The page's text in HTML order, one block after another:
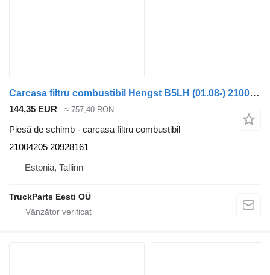
Carcasa filtru combustibil Hengst B5LH (01.08-) 21004205 pentru autobuz Volvo B5LH, B0E (2008-)
144,35 EUR ≈ 757,40 RON
Piesă de schimb - carcasa filtru combustibil
21004205 20928161
Estonia, Tallinn
TruckParts Eesti OÜ